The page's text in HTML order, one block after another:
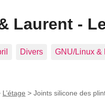
Laurent -
Divers GNU/Linux &
L’étage > Joints silicone des